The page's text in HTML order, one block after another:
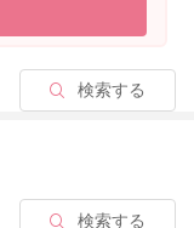
検索する
検索する